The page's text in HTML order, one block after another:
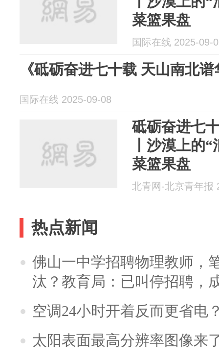
菜篮果盘
国际在线 2025-09-
《砥砺奋进七十载 天山南北
国际在线 2025-09-08
砥砺奋进七
丨沙漠上的
菜篮果盘
北青网-北京青年报
热点新闻
佛山一中学招聘物理教师，
汰？教育局：已叫停招聘，
空调24小时开着反而更省电
太阳表面最高分辨率图像来